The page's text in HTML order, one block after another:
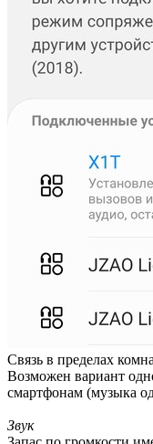
Связь в пределах
Возможен вариант
смартфонам (музыка
Звук